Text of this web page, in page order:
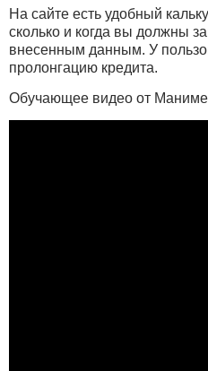
На сайте есть удобный
сколько и когда вы должны
внесенным данным. У
пролонгацию кредита.
Обучающее видео от